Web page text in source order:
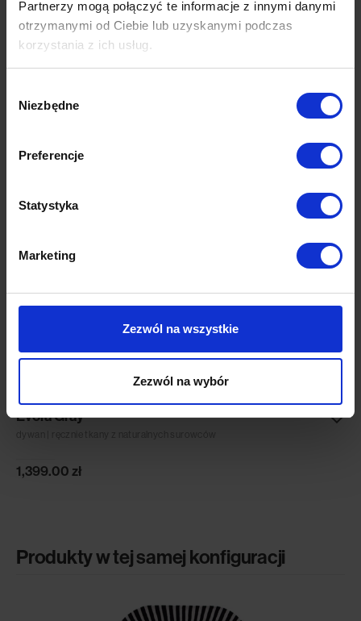
Partnerzy mogą połączyć te informacje z innymi danymi
otrzymanymi od Ciebie lub uzyskanymi podczas
korzystania z ich usług.
zgody
Niezbędne
Preferencje
Statystyka
Marketing
Zezwól na wszystkie
Zezwól na wybór
Opinie (0)
Evora Gray
1,399.00 zł
Produkty w tej samej konfiguracji